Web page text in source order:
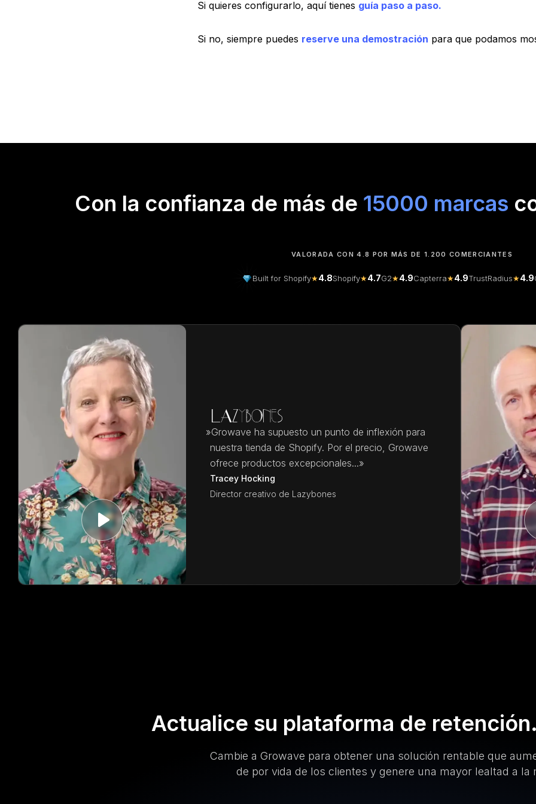
Si quieres configurarlo, aquí tienes guía paso a paso.
Si no, siempre puedes reserve una demostración para que podamos
Con la confianza de más de 15000 marcas
VALORADA CON 4.8 POR MÁS DE 1.200 COMERCIANTES
Built for Shopify★4.8Shopify★4.7G2★4.9Capterra★4.9TrustRadius★4.9
»Growave ha supuesto un punto de inflexión para
nuestra tienda de Shopify. Por el precio, Growave
ofrece productos excepcionales...»
Tracey Hocking
Director creativo de Lazybones
Actualice su plataforma de
Cambie a Growave para obtener una solución rentable que
de por vida de los clientes y genere una mayor lealtad a la